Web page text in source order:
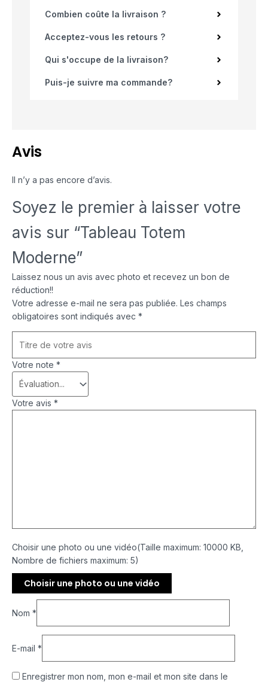
Combien coûte la livraison ?
Acceptez-vous les retours ?
Qui s'occupe de la livraison?
Puis-je suivre ma commande?
Avis
Il n’y a pas encore d’avis.
Soyez le premier à laisser votre
avis sur “Tableau Totem
Moderne”
Laissez nous un avis avec photo et recevez un bon de
réduction!!
Votre adresse e-mail ne sera pas publiée. Les champs
obligatoires sont indiqués avec *
Votre note *
Votre avis *
Choisir une photo ou une vidéo(Taille maximum: 10000 KB,
Nombre de fichiers maximum: 5)
Choisir une photo ou une vidéo
Nom *
E-mail *
Enregistrer mon nom, mon e-mail et mon site dans le